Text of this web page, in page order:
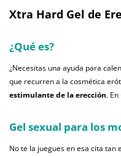
Xtra Hard Gel de
¿Qué es?
¿Necesitas una ayuda para
que recurren a la cosmética
estimulante de la erección.
Gel sexual para los
No te la juegues en esa cita tan